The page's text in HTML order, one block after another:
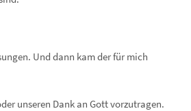
Und dann kam der für mich
unseren Dank an Gott vorzutragen.